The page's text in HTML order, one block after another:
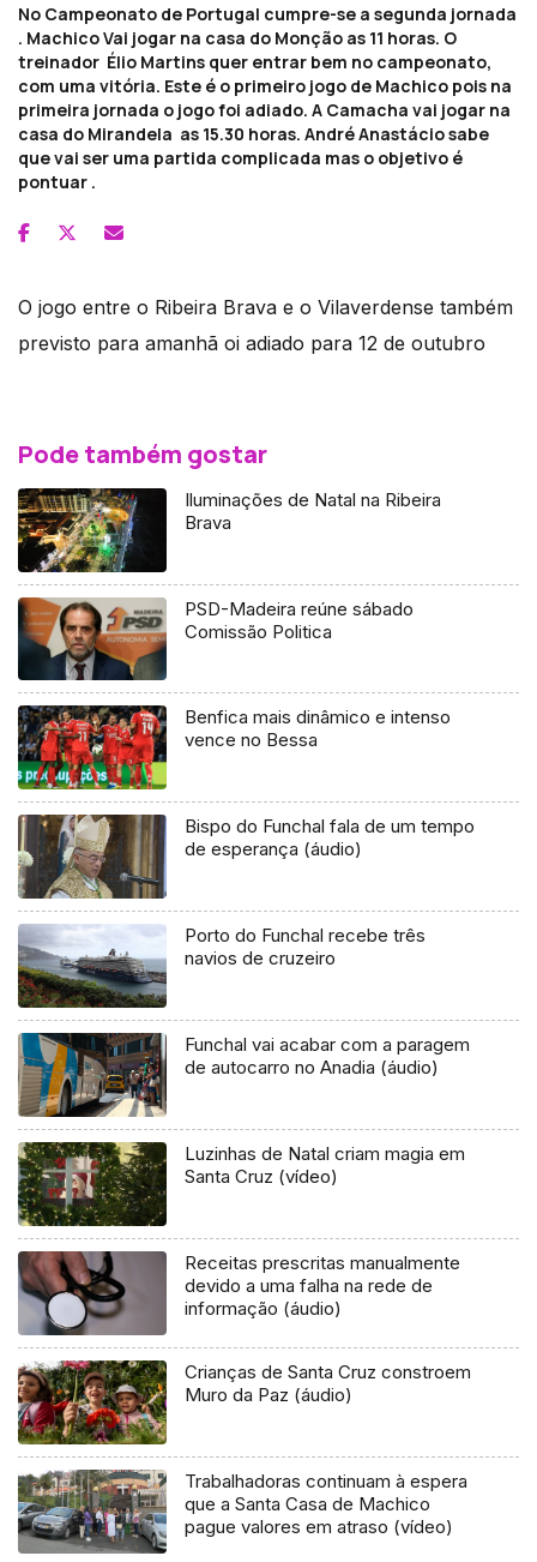
No Campeonato de Portugal cumpre-se a segunda jornada
. Machico Vai jogar na casa do Monção as 11 horas. O
treinador Élio Martins quer entrar bem no campeonato,
com uma vitória. Este é o primeiro jogo de Machico pois na
primeira jornada o jogo foi adiado. A Camacha vai jogar na
casa do Mirandela as 15.30 horas. André Anastácio sabe
que vai ser uma partida complicada mas o objetivo é
pontuar .
O jogo entre o Ribeira Brava e o Vilaverdense também
previsto para amanhã oi adiado para 12 de outubro
Pode também gostar
Iluminações de Natal na Ribeira
Brava
PSD-Madeira reúne sábado
Comissão Politica
Benfica mais dinâmico e intenso
vence no Bessa
Bispo do Funchal fala de um tempo
de esperança (áudio)
Porto do Funchal recebe três
navios de cruzeiro
Funchal vai acabar com a paragem
de autocarro no Anadia (áudio)
Luzinhas de Natal criam magia em
Santa Cruz (vídeo)
Receitas prescritas manualmente
devido a uma falha na rede de
informação (áudio)
Crianças de Santa Cruz constroem
Muro da Paz (áudio)
Trabalhadoras continuam à espera
que a Santa Casa de Machico
pague valores em atraso (vídeo)